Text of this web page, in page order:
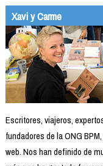
Xavi y Carme
Escritores, viajeros,
fundadores de la ONG
web. Nos han definido de